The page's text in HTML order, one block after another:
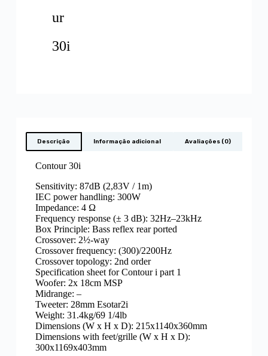
ur
30i
Descrição Informação adicional Avaliações (0)
Contour 30i
Sensitivity: 87dB (2,83V / 1m)
IEC power handling: 300W
Impedance: 4 Ω
Frequency response (± 3 dB): 32Hz–23kHz
Box Principle: Bass reflex rear ported
Crossover: 2½-way
Crossover frequency: (300)/2200Hz
Crossover topology: 2nd order
Specification sheet for Contour i part 1
Woofer: 2x 18cm MSP
Midrange: –
Tweeter: 28mm Esotar2i
Weight: 31.4kg/69 1/4lb
Dimensions (W x H x D): 215x1140x360mm
Dimensions with feet/grille (W x H x D):
300x1169x403mm